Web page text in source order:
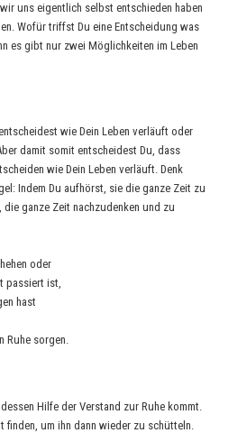
uns eigentlich selbst entschieden haben
Wofür triffst Du eine Entscheidung was
es gibt nur zwei Möglichkeiten im Leben
wie Dein Leben verläuft oder
damit somit entscheidest Du, dass
wie Dein Leben verläuft. Denk
Indem Du aufhörst, sie die ganze Zeit zu
ganze Zeit nachzudenken und zu
oder
passiert ist,
hast
Ruhe sorgen.
Hilfe der Verstand zur Ruhe kommt.
finden, um ihn dann wieder zu schütteln.